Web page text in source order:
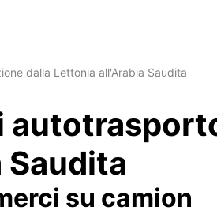
dalla Lettonia all'Arabia Saudita
Saudita
su camion